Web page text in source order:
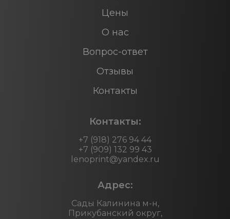
Контакты:
+7 (918) 276 94 44
+7 (909) 132 99 43
lenoprint@yandex.ru
Адрес:
Сады Калинина м-н,
Прикубанский округ,
Цены
О нас
Вопрос-ответ
Отзывы
Контакты